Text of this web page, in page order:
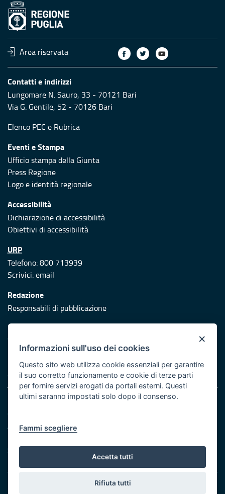
Area riservata
Contatti e indirizzi
Lungomare N. Sauro, 33 - 70121 Bari
Via G. Gentile, 52 - 70126 Bari
Elenco PEC e Rubrica
Eventi e Stampa
Ufficio stampa della Giunta
Press Regione
Logo e identità regionale
Accessibilità
Dichiarazione di accessibilità
Obiettivi di accessibilità
URP
Telefono: 800 713939
Scrivici:email
Redazione
Responsabili di pubblicazione
Protezione civile
Vai al sito di Protezione Civile Puglia
Iniziativa finanziata con risorse del POR Puglia 2014/2020 -
Asse XI
Note legali
Cookie e privacy
Atti di notifica
Servizi Intranet
© Regione Puglia
×
Informazioni sull'uso dei cookies
Questo sito web utilizza cookie essenziali per garantire
il suo corretto funzionamento e cookie di terze parti
per fornire servizi erogati da portali esterni. Questi
ultimi saranno impostati solo dopo il consenso.
Fammi scegliere
Accetta tutti
Rifiuta tutti